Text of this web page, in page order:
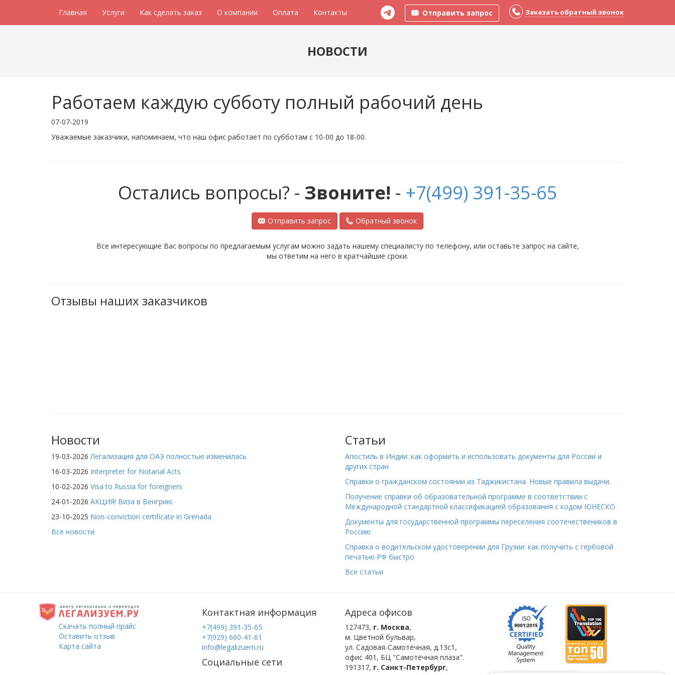
Отправить запрос Заказать обратный звонок
Главная Услуги Как сделать заказ О компании Оплата Контакты
НОВОСТИ
Работаем каждую субботу полный рабочий день
07-07-2019
Уважаемые заказчики, напоминаем, что наш офис работает по субботам с 10-00 до 18-00.
Остались вопросы? - Звоните! - +7(499) 391-35-65
Отправить запрос Обратный звонок
Все интересующие Вас вопросы по предлагаемым услугам можно задать нашему специалисту по телефону, или оставьте запрос на сайте,
мы ответим на него в кратчайшие сроки.
Отзывы наших заказчиков
Новости
19-03-2026 Легализация для ОАЭ полностью изменилась
16-03-2026 Interpreter for Notarial Acts
10-02-2026 Visa to Russia for foreigners
24-01-2026 АКЦИЯ! Виза в Венгрию.
23-10-2025 Non-conviction certificate in Grenada
Все новости
Статьи
Апостиль в Индии: как оформить и использовать документы для России и
других стран
Справки о гражданском состоянии из Таджикистана. Новые правила выдачи.
Получение справки об образовательной программе в соответствии с
Международной стандартной классификацией образования с кодом ЮНЕСКО
Документы для государственной программы переселения соотечествеников в
Россию
Справка о водительском удостоверении для Грузии: как получить с гербовой
печатью РФ быстро
Все статьи
Скачать полный прайс
Оставить отзыв
Карта сайта
Контактная информация
+7(499) 391-35-65
+7(929) 660-41-61
info@legalizuem.ru
Социальные сети
Адреса офисов
127473, г. Москва,
м. Цветной бульвар,
ул. Садовая-Самотёчная, д.13с1,
офис 401, БЦ "Самотёчная плаза".
191317, г. Санкт-Петербург,